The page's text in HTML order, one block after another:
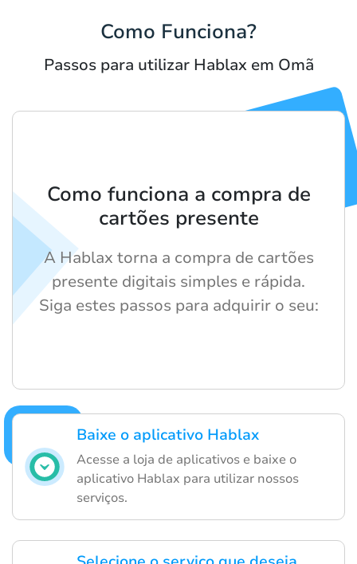
Como Funciona?
Passos para utilizar Hablax em Omã
Baixe o aplicativo Hablax
Acesse a loja de aplicativos e baixe o
aplicativo Hablax para utilizar nossos
serviços.
Como funciona a compra de
cartões presente
A Hablax torna a compra de cartões
presente digitais simples e rápida.
Siga estes passos para adquirir o seu: